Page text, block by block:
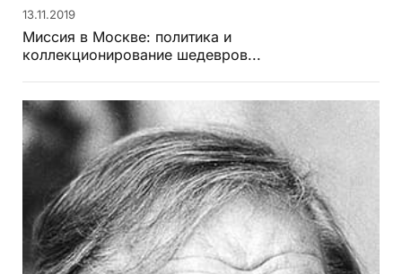
13.11.2019
Миссия в Москве: политика и
коллекционирование шедевров...